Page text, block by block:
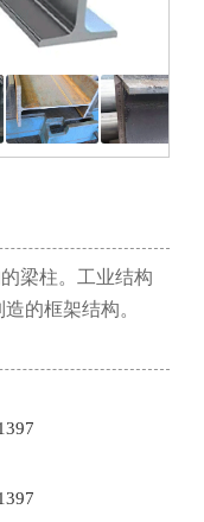
梁柱。工业结构
的框架结构。